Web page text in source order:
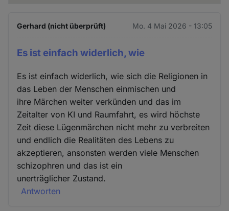
Gerhard (nicht überprüft) Mo. 4 Mai 2026 - 13:05
Es ist einfach widerlich, wie
Es ist einfach widerlich, wie sich die Religionen in
das Leben der Menschen einmischen und
ihre Märchen weiter verkünden und das im
Zeitalter von KI und Raumfahrt, es wird höchste
Zeit diese Lügenmärchen nicht mehr zu verbreiten
und endlich die Realitäten des Lebens zu
akzeptieren, ansonsten werden viele Menschen
schizophren und das ist ein
unerträglicher Zustand.
Antworten